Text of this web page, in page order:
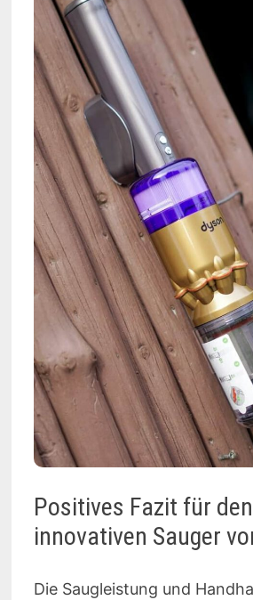
Positives Fazit für den
innovativen Sauger
Die Saugleistung und